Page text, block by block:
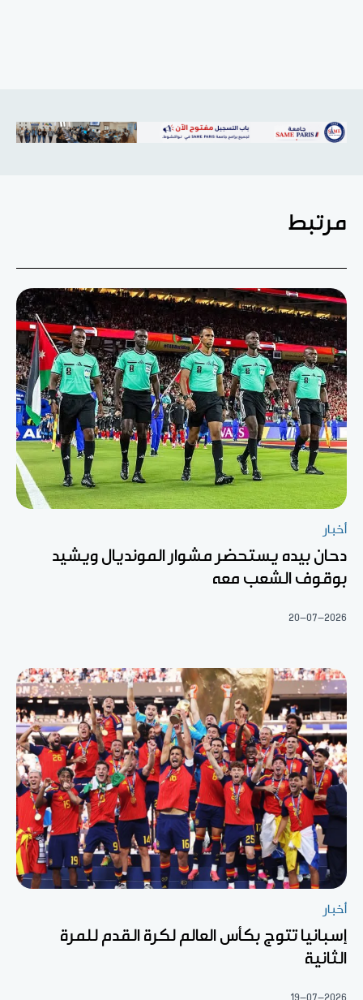
مرتبط
أخبار
دحان بيده يستحضر مشوار المونديال ويشيد
بوقوف الشعب معه
20-07-2026
أخبار
إسبانيا تتوج بكأس العالم لكرة القدم للمرة
الثانية
19-07-2026